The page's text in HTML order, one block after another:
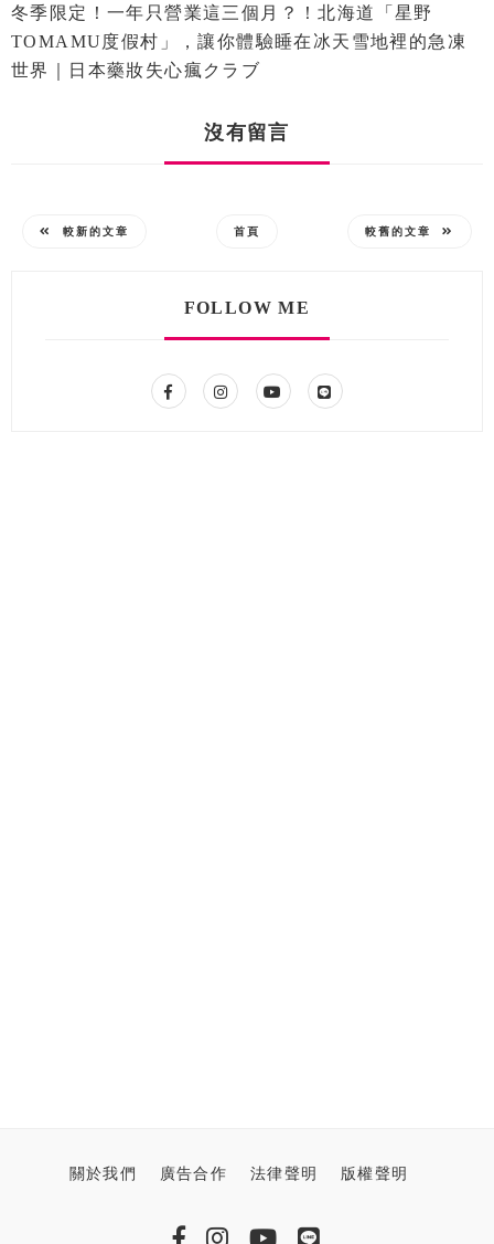
冬季限定！一年只營業這三個月？！北海道「星野
TOMAMU度假村」，讓你體驗睡在冰天雪地裡的急凍
世界｜日本藥妝失心瘋クラブ
沒有留言
較新的文章 首頁 較舊的文章
FOLLOW ME
關於我們 廣告合作 法律聲明 版權聲明